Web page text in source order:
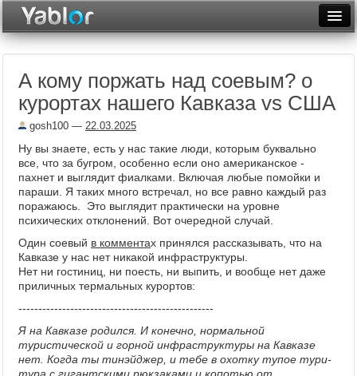
Неделя
Месяц
Архив
Фототоп
Видеотоп
А кому поржать над соевым? о
курортах нашего Кавказа vs США
gosh100 — 22.03.2025
Ну вы знаете, есть у нас такие люди, которым буквально
все, что за бугром, особенно если оно американское -
пахнет и выглядит фиалками. Включая любые помойки и
параши. Я таких много встречал, но все равно каждый раз
поражаюсь. Это выглядит практически на уровне
психических отклонений. Вот очередной случай.
Один соевый в комментах принялся рассказывать, что на
Кавказе у нас нет никакой инфраструктуры.
Нет ни гостиниц, ни поесть, ни выпить, и вообще нет даже
приличных термальных курортов:
-------------------------------------------------
Я на Кавказе родился. И конечно, нормальной
туристической и горной инфраструктуры на Кавказе
нет. Когда ты тинэйджер, и тебе в охотку тупое тури-